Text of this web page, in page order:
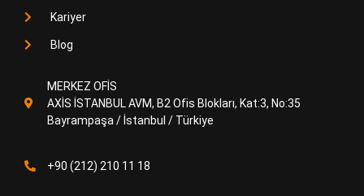
Kariyer
Blog
MERKEZ OFİS
AXİS İSTANBUL AVM, B2 Ofis Blokları, Kat:3, No:35
Bayrampaşa / İstanbul / Türkiye
+90 (212) 210 11 18